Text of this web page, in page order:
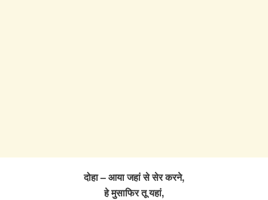
दोहा – आया जहां से सेर करने,
हे मुसाफिर तू यहां,